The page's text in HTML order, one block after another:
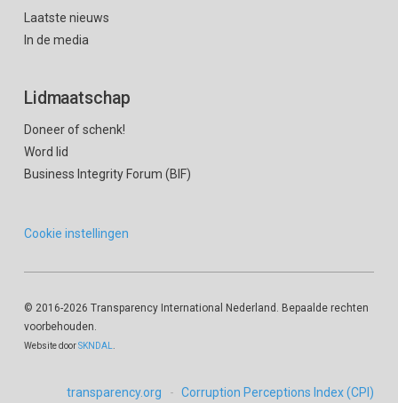
Laatste nieuws
In de media
Lidmaatschap
Doneer of schenk!
Word lid
Business Integrity Forum (BIF)
Cookie instellingen
© 2016-2026 Transparency International Nederland. Bepaalde rechten
voorbehouden.
Website doorSKNDAL
transparency.org Corruption Perceptions Index (CPI)